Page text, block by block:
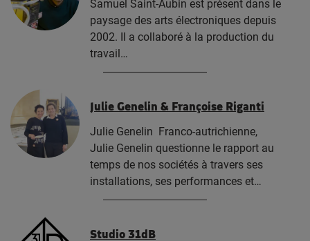
Samuel Saint-Aubin est présent dans le
paysage des arts électroniques depuis
2002. Il a collaboré à la production du
travail…
Julie Genelin & Françoise Riganti
Julie Genelin Franco-autrichienne,
Julie Genelin questionne le rapport au
temps de nos sociétés à travers ses
installations, ses performances et…
Studio 31dB